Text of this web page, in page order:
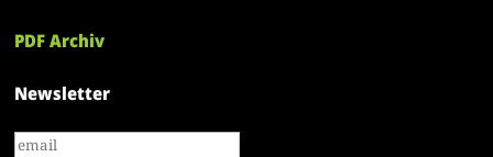
PDF Archiv
Newsletter